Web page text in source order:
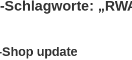
update